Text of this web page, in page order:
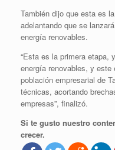
También dijo que esta es
adelantando que se
energía renovables.
“Esta es la primera etapa,
energía renovables, y
población empresarial de
técnicas, acortando
empresas”, finalizó.
Si te gusto nuestro
crecer.